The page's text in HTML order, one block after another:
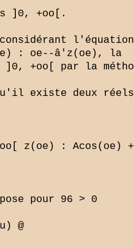
]0, +oo[.
: oe--â'z(oe), la
]0, +oo[ par la
existe deux
+oo[ z(oe) :
pour 96 > 0
@